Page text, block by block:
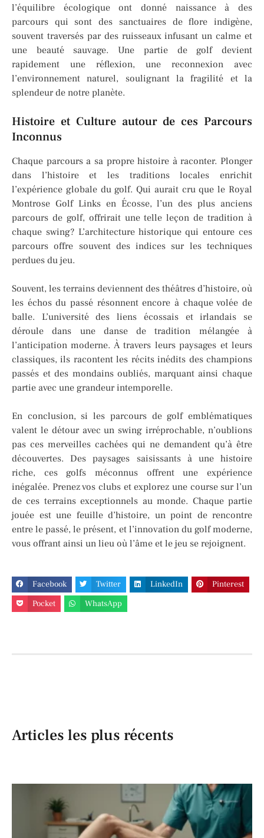
l’équilibre écologique ont donné naissance à des
parcours qui sont des sanctuaires de flore indigène,
souvent traversés par des ruisseaux infusant un calme et
une beauté sauvage. Une partie de golf devient
rapidement une réflexion, une reconnexion avec
l’environnement naturel, soulignant la fragilité et la
splendeur de notre planète.
Histoire et Culture autour de ces Parcours
Inconnus
Chaque parcours a sa propre histoire à raconter. Plonger
dans l’histoire et les traditions locales enrichit
l’expérience globale du golf. Qui aurait cru que le Royal
Montrose Golf Links en Écosse, l’un des plus anciens
parcours de golf, offrirait une telle leçon de tradition à
chaque swing? L’architecture historique qui entoure ces
parcours offre souvent des indices sur les techniques
perdues du jeu.
Souvent, les terrains deviennent des théâtres d’histoire, où
les échos du passé résonnent encore à chaque volée de
balle. L’université des liens écossais et irlandais se
déroule dans une danse de tradition mélangée à
l’anticipation moderne. À travers leurs paysages et leurs
classiques, ils racontent les récits inédits des champions
passés et des mondains oubliés, marquant ainsi chaque
partie avec une grandeur intemporelle.
En conclusion, si les parcours de golf emblématiques
valent le détour avec un swing irréprochable, n’oublions
pas ces merveilles cachées qui ne demandent qu’à être
découvertes. Des paysages saisissants à une histoire
riche, ces golfs méconnus offrent une expérience
inégalée. Prenez vos clubs et explorez une course sur l’un
de ces terrains exceptionnels au monde. Chaque partie
jouée est une feuille d’histoire, un point de rencontre
entre le passé, le présent, et l’innovation du golf moderne,
vous offrant ainsi un lieu où l’âme et le jeu se rejoignent.
Facebook Twitter LinkedIn
Pinterest
Pocket
WhatsApp
Articles les plus récents